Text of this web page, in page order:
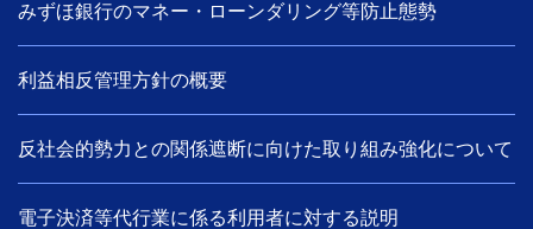
みずほ銀行のマネー・ローンダリング等防止態勢
利益相反管理方針の概要
反社会的勢力との関係遮断に向けた取り組み強化について
電子決済等代行業に係る利用者に対する説明